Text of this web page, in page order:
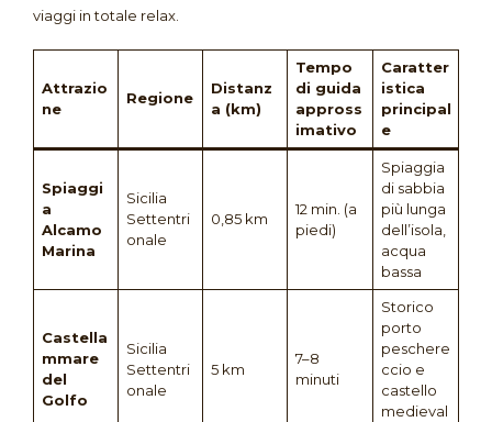
viaggi in totale relax.
Attrazio
ne
Regione
Distanz
a (km)
Tempo
di guida
appross
imativo
Caratter
istica
principal
e
Spiaggi
a
Alcamo
Marina
Sicilia
Settentri
onale
0,85 km
12 min. (a
piedi)
Spiaggia
di sabbia
più lunga
dell’isola,
acqua
bassa
Castella
mmare
del
Golfo
Sicilia
Settentri
onale
5 km
7–8
minuti
Storico
porto
peschere
ccio e
castello
medieval